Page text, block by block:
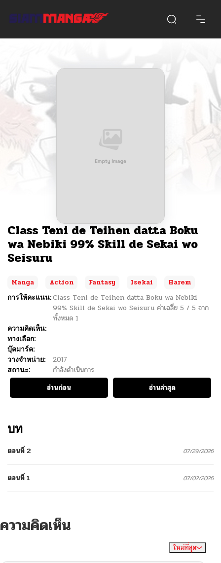
Class Teni de Teihen datta Boku
wa Nebiki 99% Skill de Sekai wo
Seisuru
Manga Action Fantasy Isekai
Harem
การให้คะแนน:Class Teni de Teihen datta Boku wa Nebiki
99% Skill de Sekai wo Seisuru ค่าเฉลี่ย 5 / 5 จาก
ทั้งหมด 1
ความคิดเห็น:
ทางเลือก:
บุ๊คมาร์ค:
วางจำหน่าย:
2017
สถานะ:
กำลังดำเนินการ
อ่านก่อน
อ่านล่าสุด
บท
ตอนที่ 2 07/29/2026
ตอนที่ 1 07/02/2026
ความคิดเห็น
ใหม่ที่สุด